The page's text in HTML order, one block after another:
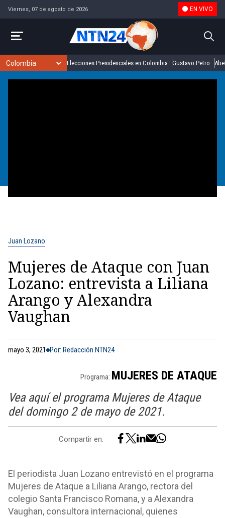
Viernes, 07 de agosto de 2026 EN VIVO
Elecciones Presidenciales en Colombia Gustavo Petro
Juan Lozano
Mujeres de Ataque con Juan
Lozano: entrevista a Liliana
Arango y Alexandra
Vaughan
mayo 3, 2021 Por: Redacción NTN24
Programa: MUJERES DE ATAQUE
Vea aquí el programa Mujeres de Ataque
del domingo 2 de mayo de 2021.
Compartir en:
El periodista Juan Lozano entrevistó en el programa
Mujeres de Ataque a Liliana Arango, rectora del
colegio Santa Francisco Romana, y a Alexandra
Vaughan, consultora internacional, quienes